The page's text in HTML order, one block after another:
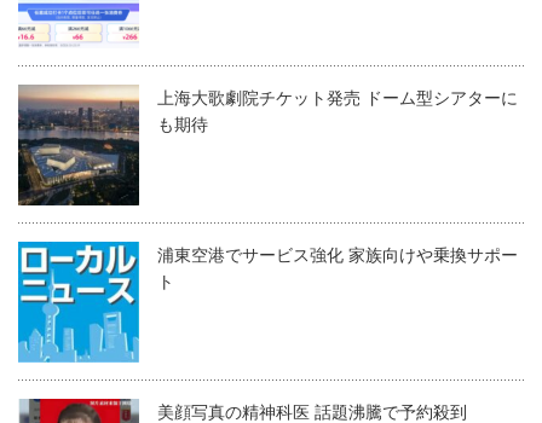
上海大歌劇院チケット発売 ドーム型シアターに
も期待
浦東空港でサービス強化 家族向けや乗換サポー
ト
美顔写真の精神科医 話題沸騰で予約殺到